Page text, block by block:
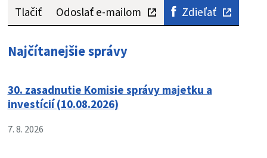
Tlačiť Odoslať e-mailom Zdieľať
Najčítanejšie správy
30. zasadnutie Komisie správy majetku a
investícií (10.08.2026)
7. 8. 2026